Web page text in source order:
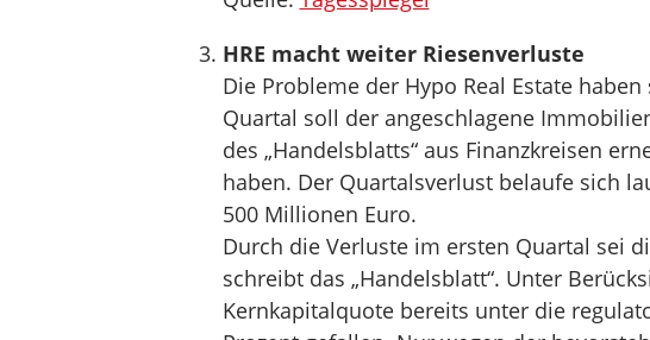
HRE macht weiter Riesenverluste
Die Probleme der Hypo Real Estate
Quartal soll der angeschlagene
des „Handelsblatts“ aus Finanzkreisen
haben. Der Quartalsverlust belaufe sich
500 Millionen Euro.
Durch die Verluste im ersten Quartal sei
schreibt das „Handelsblatt“. Unter
Kernkapitalquote bereits unter die